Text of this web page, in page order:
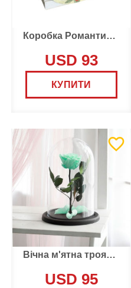
Коробка Романтичних Квітів
USD 93
КУПИТИ
Вічна м'ятна троянда
USD 95